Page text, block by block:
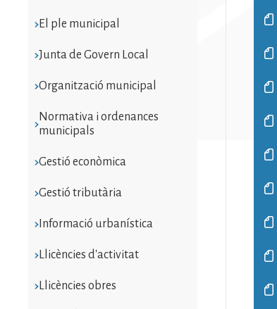
El ple municipal
Junta de Govern Local
Organització municipal
Normativa i ordenances
municipals
Gestió econòmica
Gestió tributària
Informació urbanística
Llicències d'activitat
Llicències obres